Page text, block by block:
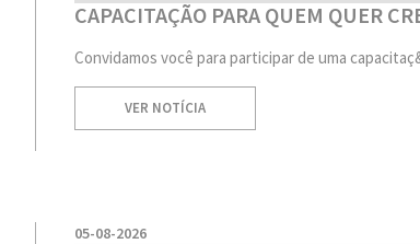
CAPACITAÇÃO PARA QUEM QUER
Convidamos você para participar de uma
VER NOTÍCIA
05-08-2026